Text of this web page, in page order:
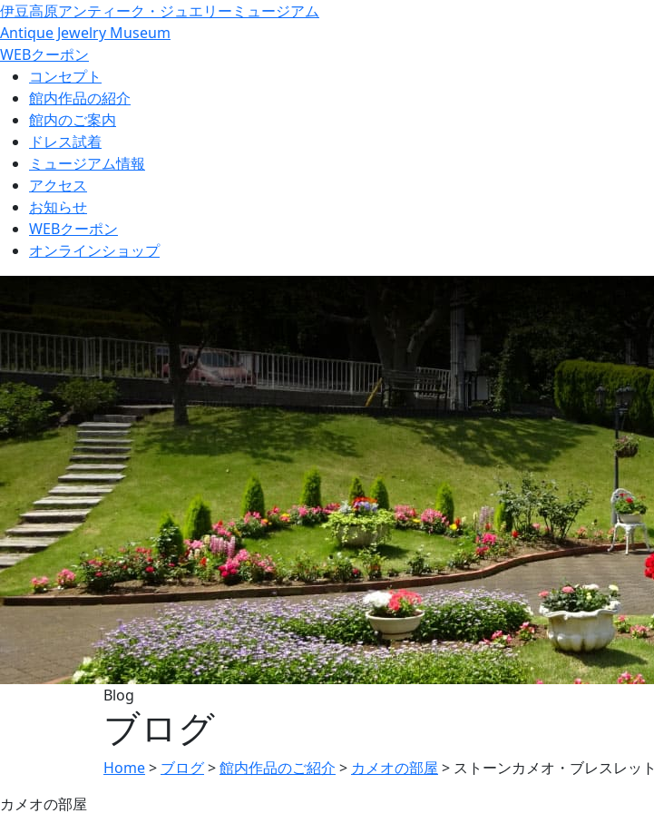
伊豆高原アンティーク・ジュエリーミュージアム
Antique Jewelry Museum
WEBクーポン
コンセプト
館内作品の紹介
館内のご案内
ドレス試着
ミュージアム情報
アクセス
お知らせ
WEBクーポン
オンラインショップ
Blog
ブログ
Home> ブログ>館内作品のご紹介 > カメオの部屋 > ストーンカメオ・ブレスレット
カメオの部屋